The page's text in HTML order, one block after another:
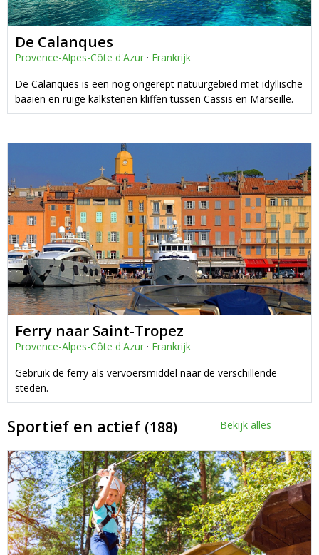
De Calanques
Provence-Alpes-Côte d'Azur · Frankrijk
De Calanques is een nog ongerept natuurgebied met idyllische
baaien en ruige kalkstenen kliffen tussen Cassis en Marseille.
Ferry naar Saint-Tropez
Provence-Alpes-Côte d'Azur · Frankrijk
Gebruik de ferry als vervoersmiddel naar de verschillende
steden.
Sportief en actief (188) Bekijk alles